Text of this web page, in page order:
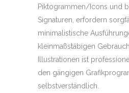
Piktogrammen/Icons und
Signaturen, erfordern
minimalistische
kleinmaßstäbigen
Illustrationen ist
den gängigen
selbstverständlich.